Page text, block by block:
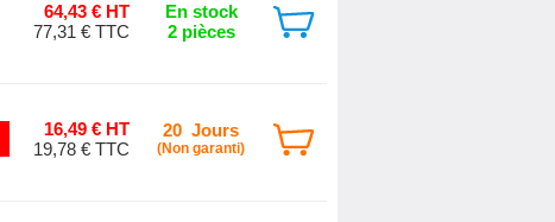
64,43 € HT
77,31 € TTC
En stock
2 pièces
16,49 € HT
19,78 € TTC
20 Jours
(Non garanti)